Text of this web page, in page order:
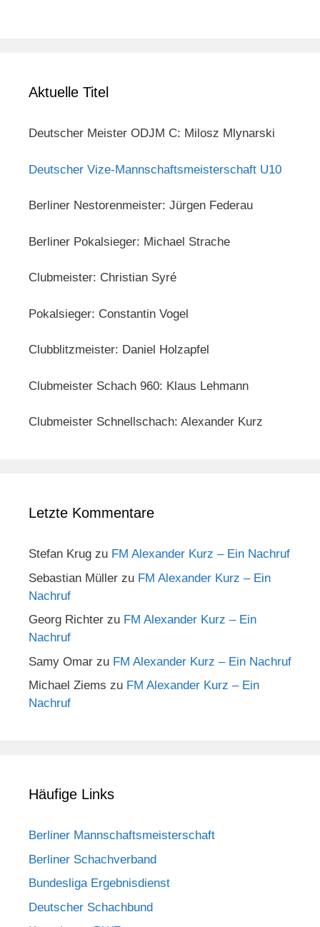
Aktuelle Titel
Deutscher Meister ODJM C: Milosz Mlynarski
Deutscher Vize-Mannschaftsmeisterschaft U10
Berliner Nestorenmeister: Jürgen Federau
Berliner Pokalsieger: Michael Strache
Clubmeister: Christian Syré
Pokalsieger: Constantin Vogel
Clubblitzmeister: Daniel Holzapfel
Clubmeister Schach 960: Klaus Lehmann
Clubmeister Schnellschach: Alexander Kurz
Letzte Kommentare
Stefan Krug zu FM Alexander Kurz – Ein Nachruf
Sebastian Müller zu FM Alexander Kurz – Ein
Nachruf
Georg Richter zu FM Alexander Kurz – Ein
Nachruf
Samy Omar zu FM Alexander Kurz – Ein Nachruf
Michael Ziems zu FM Alexander Kurz – Ein
Nachruf
Häufige Links
Berliner Mannschaftsmeisterschaft
Berliner Schachverband
Bundesliga Ergebnisdienst
Deutscher Schachbund